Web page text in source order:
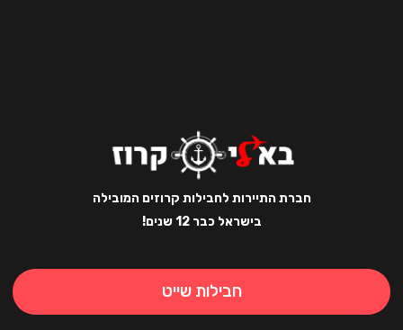
חברת התיירות לחבילות קרוזים המובילה
בישראל כבר 12 שנים!
חבילות שייט